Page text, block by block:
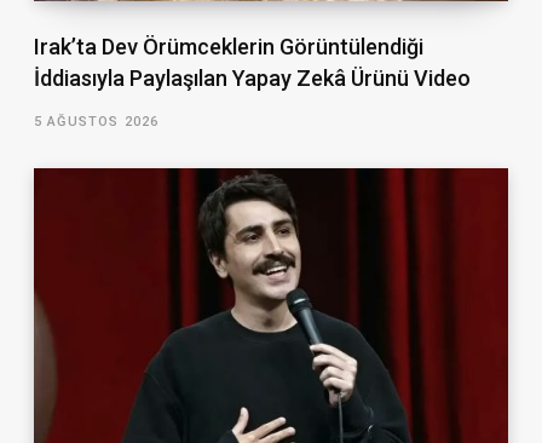
Irak’ta Dev Örümceklerin Görüntülendiği
İddiasıyla Paylaşılan Yapay Zekâ Ürünü Video
5 AĞUSTOS 2026